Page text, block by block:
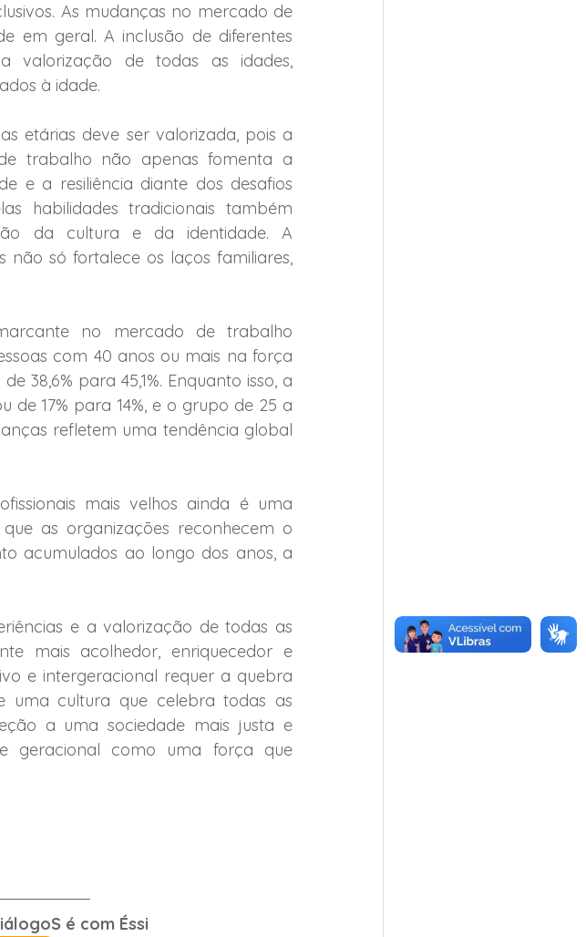
As mudanças no mercado de
em geral. A inclusão de diferentes
valorização de todas as idades,
à idade.
etárias deve ser valorizada, pois a
trabalho não apenas fomenta a
e a resiliência diante dos desafios
habilidades tradicionais também
da cultura e da identidade. A
não só fortalece os laços familiares,
no mercado de trabalho
com 40 anos ou mais na força
38,6% para 45,1%. Enquanto isso, a
de 17% para 14%, e o grupo de 25 a
refletem uma tendência global
mais velhos ainda é uma
as organizações reconhecem o
acumulados ao longo dos anos, a
e a valorização de todas as
mais acolhedor, enriquecedor e
e intergeracional requer a quebra
uma cultura que celebra todas as
a uma sociedade mais justa e
geracional como uma força que
é com Éssi